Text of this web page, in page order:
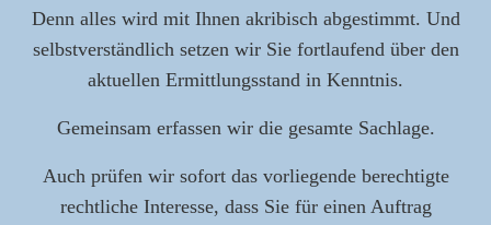
Denn alles wird mit Ihnen akribisch abgestimmt. Und
selbstverständlich setzen wir Sie fortlaufend über den
aktuellen Ermittlungsstand in Kenntnis.
Gemeinsam erfassen wir die gesamte Sachlage.
Auch prüfen wir sofort das vorliegende berechtigte
rechtliche Interesse, dass Sie für einen Auftrag